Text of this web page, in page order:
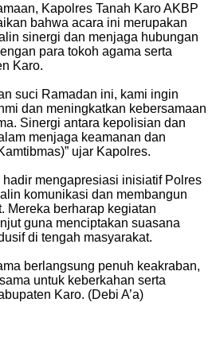
Kapolres Tanah Karo AKBP
bahwa acara ini merupakan
sinergi dan menjaga hubungan
para tokoh agama serta
Karo.
suci Ramadan ini, kami ingin
dan meningkatkan kebersamaan
Sinergi antara kepolisian dan
menjaga keamanan dan
ujar Kapolres.
mengapresiasi inisiatif Polres
komunikasi dan membangun
Mereka berharap kegiatan
guna menciptakan suasana
di tengah masyarakat.
berlangsung penuh keakraban,
untuk keberkahan serta
Karo. (Debi A’a)